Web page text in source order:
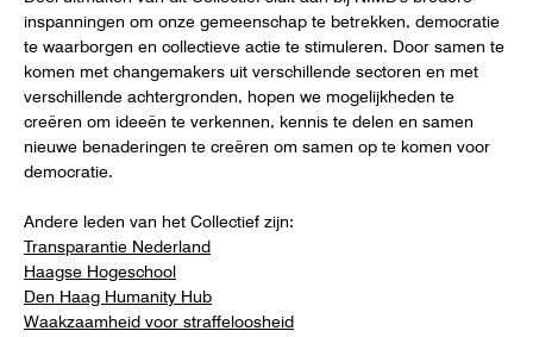
inspanningen om onze gemeenschap te betrekken, democratie
te waarborgen en collectieve actie te stimuleren. Door samen te
komen met changemakers uit verschillende sectoren en met
verschillende achtergronden, hopen we mogelijkheden te
creëren om ideeën te verkennen, kennis te delen en samen
nieuwe benaderingen te creëren om samen op te komen voor
democratie.
Andere leden van het Collectief zijn:
Transparantie Nederland
Haagse Hogeschool
Den Haag Humanity Hub
Waakzaamheid voor straffeloosheid